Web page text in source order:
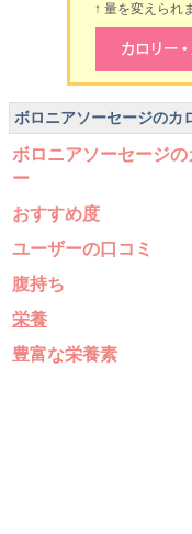
↑ 量を変えられ
ボロニアソーセージのカ
ボロニアソーセージの
ー
おすすめ度
ユーザーの口コミ
腹持ち
栄養
豊富な栄養素